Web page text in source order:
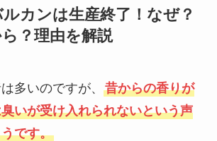
静電気防止スプレーはどこに売っ
てる？ダイソーやドンキで買え
る？売り場はどこ？
ヴィダルサスーンのシャンプーが
販売中止の理由は？口コミ情報や
マツキヨなど市販で販売されてい
フィッティマスク買えるところと
値段は？売ってる場所や販売店は
ヨドバシ？
クリスタルガイザーは販売終了？
amazonやコンビニ・コストコで
買える？最安値は？
カンは生産終了！なぜ？
？理由を解説
多いのですが、 昔からの香りが
いが受け入れられないという声
です。